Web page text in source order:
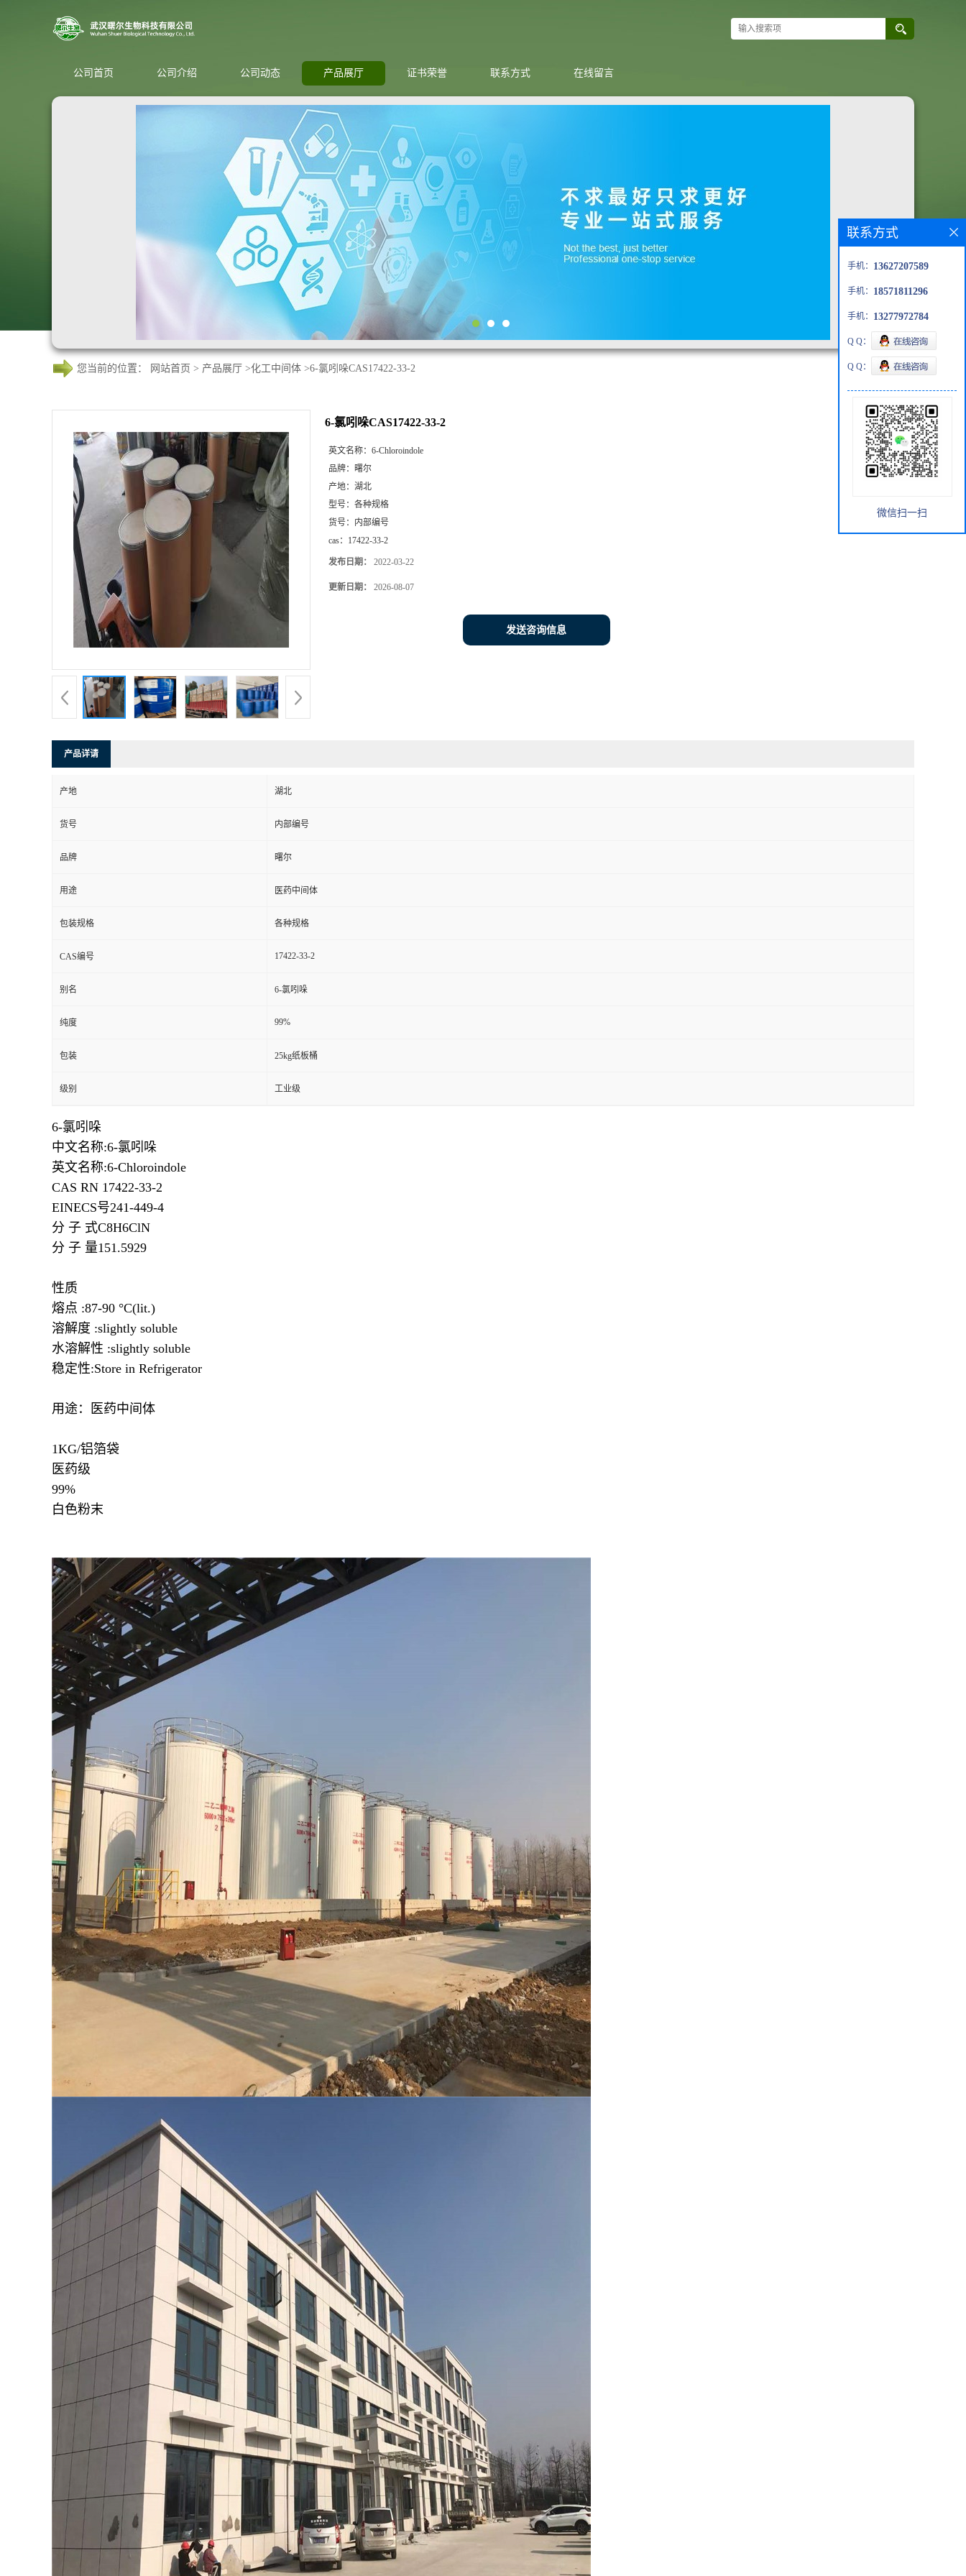
公司首页 公司介绍 公司动态 产品展厅 证书荣誉 联系方式 在线留言
您当前的位置： 网站首页 > 产品展厅 >化工中间体 >6-氯吲哚CAS17422-33-2
6-氯吲哚CAS17422-33-2
英文名称： 6-Chloroindole
品牌： 曙尔
产地： 湖北
型号： 各种规格
货号：
内部编号
cas： 17422-33-2
发布日期： 2022-03-22
更新日期： 2026-08-07
发送咨询信息
产品详请
产地 湖北
货号 内部编号
品牌 曙尔
用途 医药中间体
包装规格 各种规格
CAS编号 17422-33-2
别名 6-氯吲哚
纯度 99%
包装 25kg纸板桶
级别 工业级
6-氯吲哚
中文名称:6-氯吲哚
英文名称:6-Chloroindole
CAS RN 17422-33-2
EINECS号241-449-4
分 子 式C8H6ClN
分 子 量151.5929
性质
熔点 :87-90 °C(lit.)
溶解度 :slightly soluble
水溶解性 :slightly soluble
稳定性:Store in Refrigerator
用途：医药中间体
1KG/铝箔袋
医药级
99%
白色粉末
联系方式
手机： 13627207589
手机： 18571811296
手机： 13277972784
Q Q：
Q Q：
微信扫一扫